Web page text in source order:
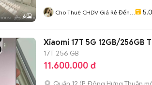
6
Cho Thuê CHDV Giá Rẻ Đến
5.0
Xiaomi 17T 5G 12GB/256GB
17T 256 GB
11.600.000 đ